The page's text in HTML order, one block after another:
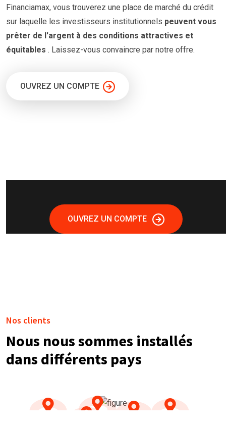
Financiamax, vous trouverez une place de marché du crédit
sur laquelle les investisseurs institutionnels peuvent vous
prêter de l'argent à des conditions attractives et
équitables . Laissez-vous convaincre par notre offre.
OUVREZ UN COMPTE
OUVREZ UN COMPTE
Nos clients
Nous nous sommes installés
dans différents pays